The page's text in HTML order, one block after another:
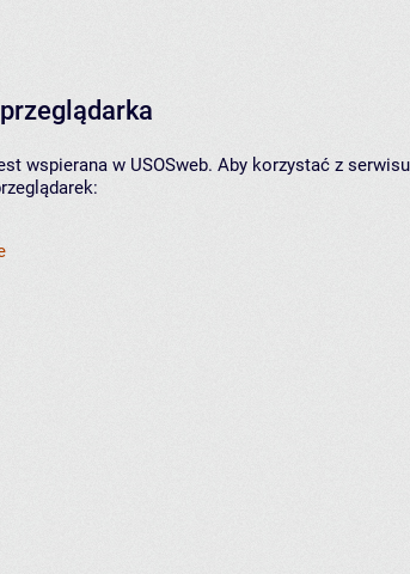
wspierana w USOSweb. Aby korzystać z